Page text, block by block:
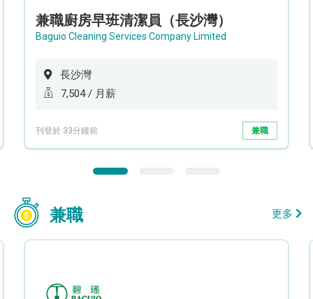
兼職廚房早班清潔員（長沙灣）
Baguio Cleaning Services Company Limited
長沙灣
7,504 / 月薪
刊登於 33分鐘前 兼職
兼職 更多